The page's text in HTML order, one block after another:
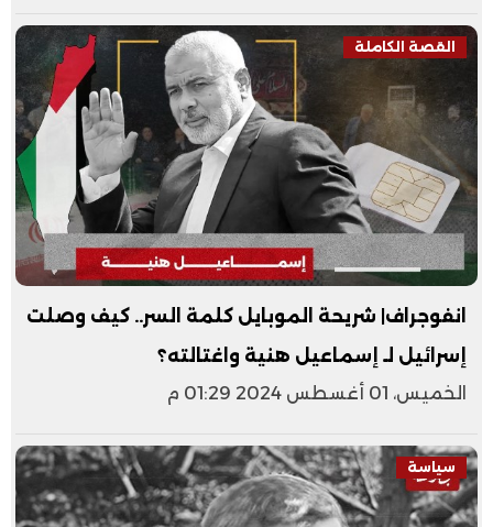
القصة الكاملة
انفوجراف| شريحة الموبايل كلمة السر.. كيف وصلت
إسرائيل لـ إسماعيل هنية واغتالته؟
الخميس، 01 أغسطس 2024 01:29 م
سياسة